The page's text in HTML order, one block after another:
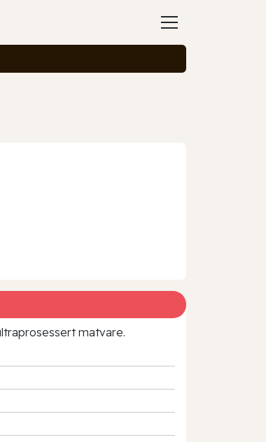
matvare.